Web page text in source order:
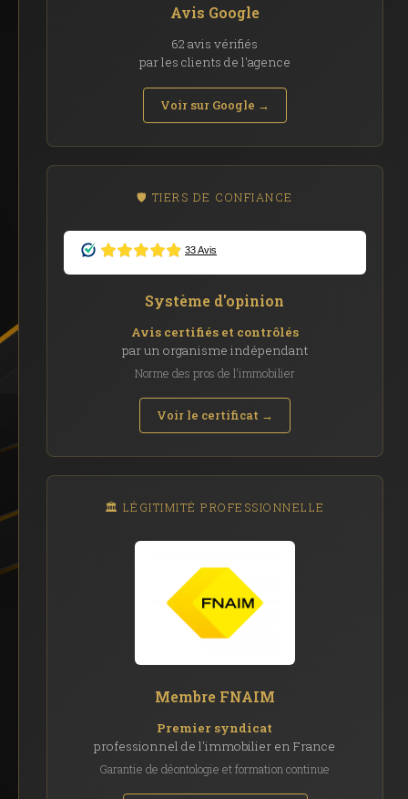
Avis Google
62 avis vérifiés
par les clients de l'agence
Voir sur Google →
🛡️ TIERS DE CONFIANCE
Système d'opinion
Avis certifiés et contrôlés
par un organisme indépendant
Norme des pros de l'immobilier
Voir le certificat →
🏛️ LÉGITIMITÉ PROFESSIONNELLE
Membre FNAIM
Premier syndicat
professionnel de l'immobilier en France
Garantie de déontologie et formation continue